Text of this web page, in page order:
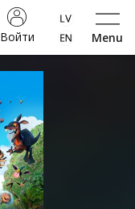
Menu
Войти